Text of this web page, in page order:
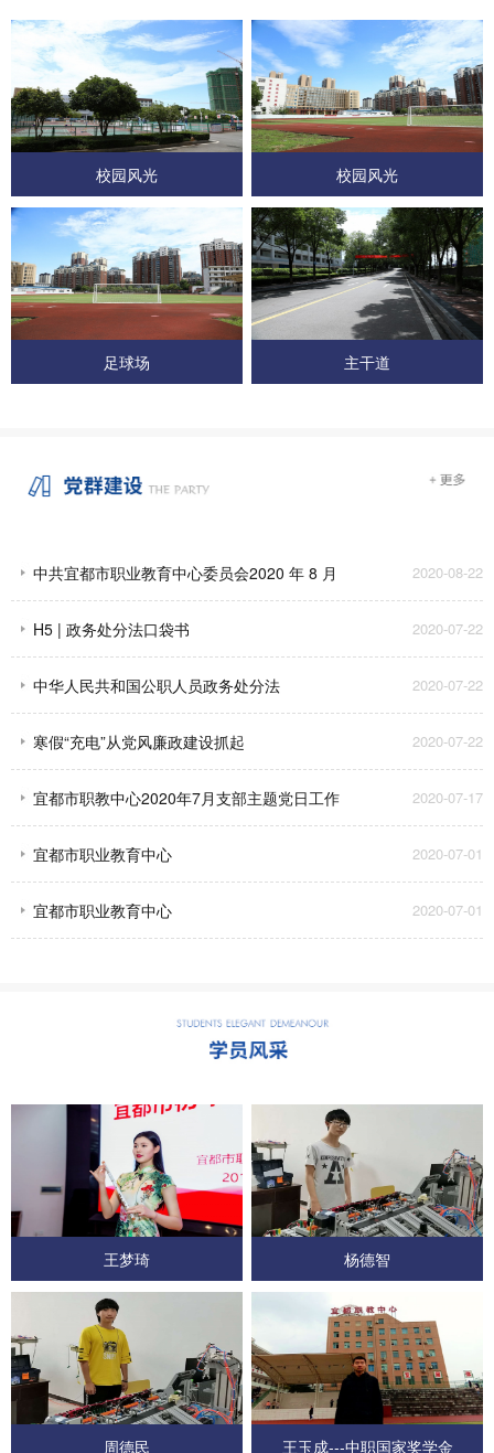
校园风光 校园风光
足球场 主干道
中共宜都市职业教育中心委员会2020 年 8 月
支部主题党日工作安排
2020-08-22
H5 | 政务处分法口袋书 2020-07-22
中华人民共和国公职人员政务处分法 2020-07-22
寒假“充电”从党风廉政建设抓起 2020-07-22
宜都市职教中心2020年7月支部主题党日工作
安排
2020-07-17
宜都市职业教育中心 2020-07-01
宜都市职业教育中心 2020-07-01
王梦琦 杨德智
周德民 王玉成---中职国家奖学金